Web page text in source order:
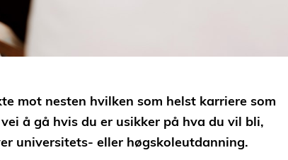
mot nesten hvilken som helst karriere som
å gå hvis du er usikker på hva du vil bli,
universitets- eller høgskoleutdanning.